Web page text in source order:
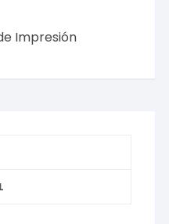
Impresión